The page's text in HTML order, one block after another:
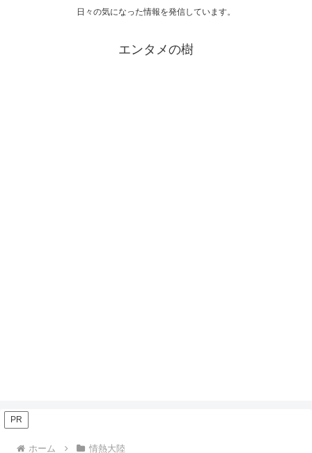
日々の気になった情報を発信しています。
エンタメの樹
PR
ホーム 情熱大陸